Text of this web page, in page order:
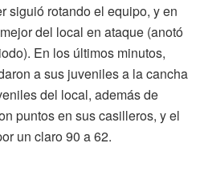
siguió rotando el equipo, y en
del local en ataque (anotó
En los últimos minutos,
a sus juveniles a la cancha
del local, además de
puntos en sus casilleros, y el
un claro 90 a 62.